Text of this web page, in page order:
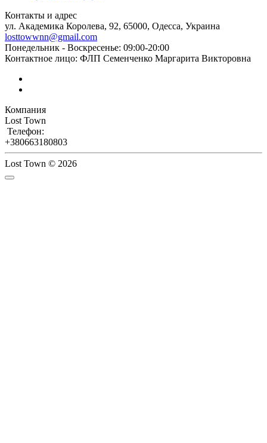
Контакты и адрес
ул. Академика Королева, 92, 65000, Одесса, Украина
losttowwnn@gmail.com
Понедельник - Воскресенье: 09:00-20:00
Контактное лицо: ФЛП Семенченко Маргарита Викторовна
Компания
Lost Town
Телефон:
+380663180803
Lost Town © 2026